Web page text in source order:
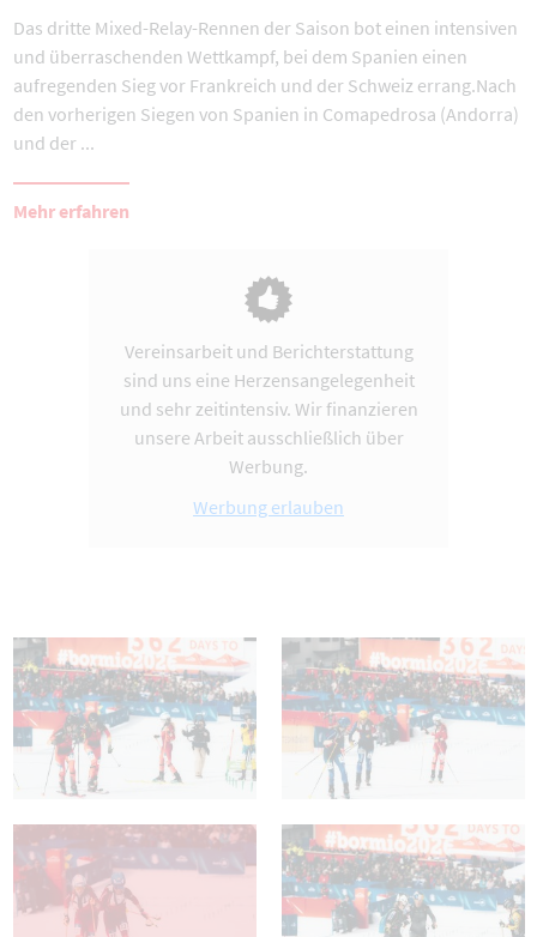
Das dritte Mixed-Relay-Rennen der Saison bot einen intensiven
und überraschenden Wettkampf, bei dem Spanien einen
aufregenden Sieg vor Frankreich und der Schweiz errang.Nach
den vorherigen Siegen von Spanien in Comapedrosa (Andorra)
und der ...
Mehr erfahren
Vereinsarbeit und Berichterstattung
sind uns eine Herzensangelegenheit
und sehr zeitintensiv. Wir finanzieren
unsere Arbeit ausschließlich über
Werbung.
Werbung erlauben